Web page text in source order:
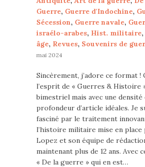
Guerre, Guerre d'Indochine,
Sécession, Guerre navale,
israélo-arabes, Hist. militaire,
âge, Revues, Souvenirs de
mai 2024
Sincèrement, j’adore ce format !
l’esprit de « Guerres & Histoire
bimestriel mais avec une densité
profondeur d’article idéales. Je
fasciné par le traitement
l’histoire militaire mise en place
Lopez et son équipe de
maintenant plus de 12 ans. Avec
« De la guerre » qui en est…